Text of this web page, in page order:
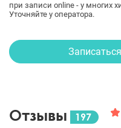
при записи online - у многих
Уточняйте у оператора.
Отзывы 197